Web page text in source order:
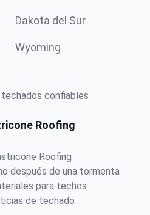
Dakota del Sur
Wyoming
confiables
Roofing
Roofing
después de una tormenta
para techos
de techado